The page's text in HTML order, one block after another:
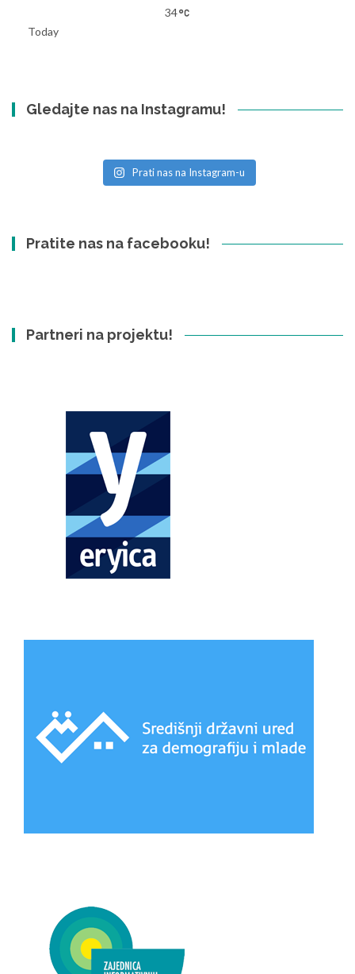
34
Today
Gledajte nas na Instagramu!
Prati nas na Instagram-u
Pratite nas na facebooku!
Partneri na projektu!